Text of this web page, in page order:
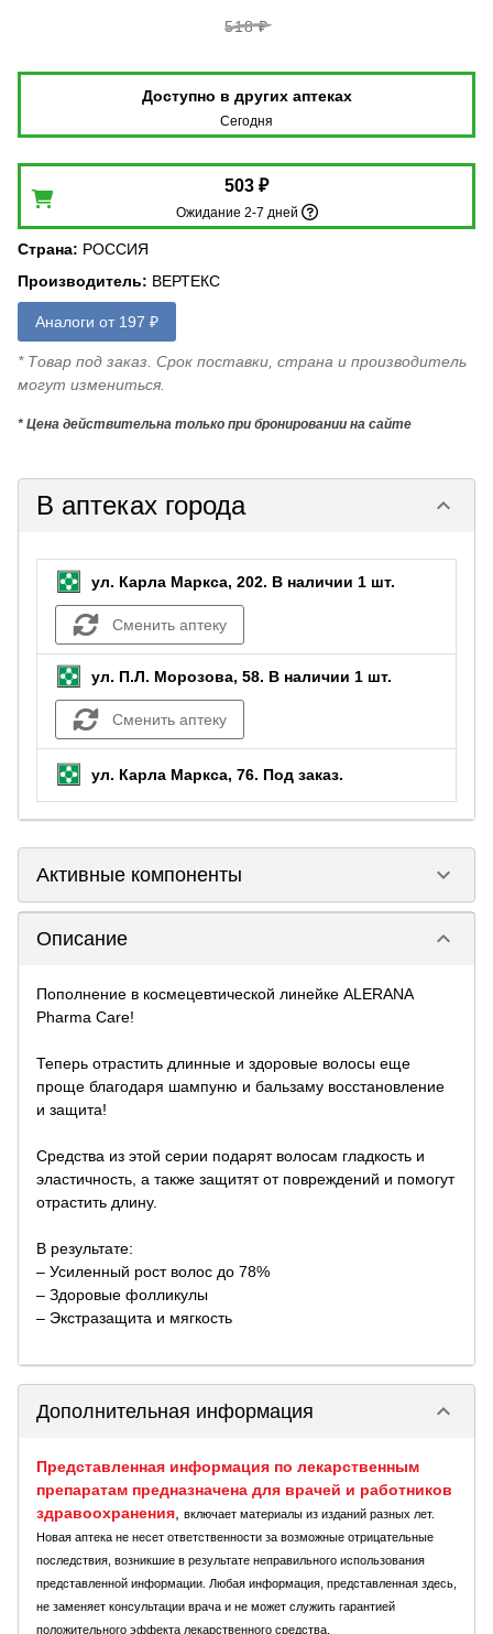
518 ₽
Доступно в других аптеках
Сегодня
503 ₽
Ожидание 2-7 дней
Страна: РОССИЯ
Производитель: ВЕРТЕКС
Аналоги от 197 ₽
* Товар под заказ. Срок поставки, страна и производитель
могут измениться.
* Цена действительна только при бронировании на сайте
В аптеках города keyboard_arrow_down
ул. Карла Маркса, 202. В наличии 1 шт.
Сменить аптеку
ул. П.Л. Морозова, 58. В наличии 1 шт.
Сменить аптеку
ул. Карла Маркса, 76. Под заказ.
Активные компоненты keyboard_arrow_down
Описание keyboard_arrow_down
Пополнение в космецевтической линейке ALERANA
Pharma Care!
Теперь отрастить длинные и здоровые волосы еще
проще благодаря шампуню и бальзаму восстановление
и защита!
Средства из этой серии подарят волосам гладкость и
эластичность, а также защитят от повреждений и помогут
отрастить длину.
В результате:
– Усиленный рост волос до 78%
– Здоровые фолликулы
– Экстразащита и мягкость
Дополнительная информация keyboard_arrow_down
Представленная информация по лекарственным
препаратам предназначена для врачей и работников
здравоохранения
включает материалы из изданий разных лет.
Новая аптека не несет ответственности за возможные отрицательные
последствия, возникшие в результате неправильного использования
представленной информации. Любая информация, представленная здесь,
не заменяет консультации врача и не может служить гарантией
положительного эффекта лекарственного средства.